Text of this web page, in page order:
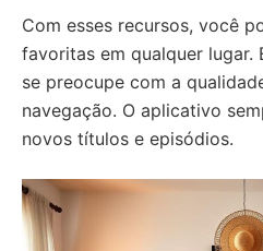
Com esses recursos, você
favoritas em qualquer lugar.
se preocupe com a
navegação. O aplicativo
novos títulos e episódios.